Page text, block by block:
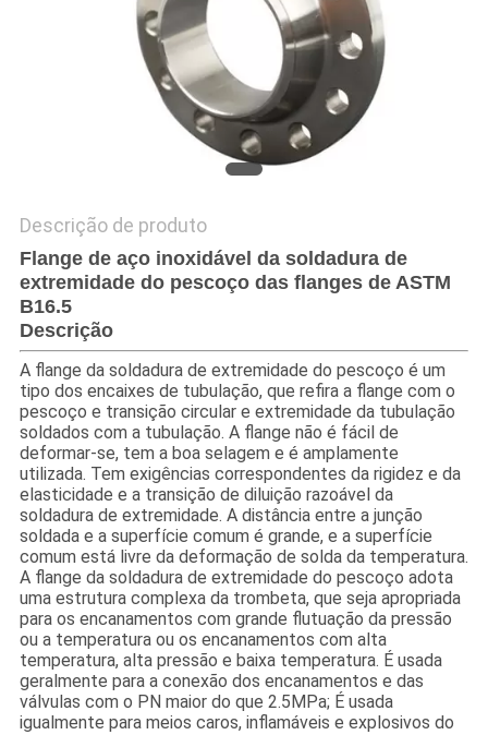
Descrição de produto
Flange de aço inoxidável da soldadura de
extremidade do pescoço das flanges de ASTM
B16.5
Descrição
A flange da soldadura de extremidade do pescoço é um
tipo dos encaixes de tubulação, que refira a flange com o
pescoço e transição circular e extremidade da tubulação
soldados com a tubulação. A flange não é fácil de
deformar-se, tem a boa selagem e é amplamente
utilizada. Tem exigências correspondentes da rigidez e da
elasticidade e a transição de diluição razoável da
soldadura de extremidade. A distância entre a junção
soldada e a superfície comum é grande, e a superfície
comum está livre da deformação de solda da temperatura.
A flange da soldadura de extremidade do pescoço adota
uma estrutura complexa da trombeta, que seja apropriada
para os encanamentos com grande flutuação da pressão
ou a temperatura ou os encanamentos com alta
temperatura, alta pressão e baixa temperatura. É usada
geralmente para a conexão dos encanamentos e das
válvulas com o PN maior do que 2.5MPa; É usada
igualmente para meios caros, inflamáveis e explosivos do